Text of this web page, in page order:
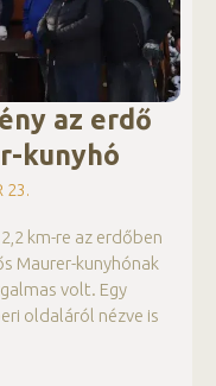
az erdő
kunyhó
23.
km-re az erdőben
Maurer-kunyhónak
volt. Egy
oldaláról nézve is